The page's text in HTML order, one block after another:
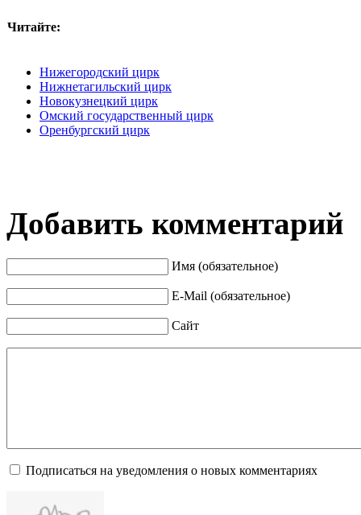
Читайте:
Нижегородский цирк
Нижнетагильский цирк
Новокузнецкий цирк
Омский государственный цирк
Оренбургский цирк
Добавить комментарий
Имя (обязательное)
E-Mail (обязательное)
Сайт
Подписаться на уведомления о новых комментариях